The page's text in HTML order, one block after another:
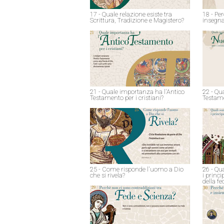
17 - Quale relazione esiste tra
Scrittura, Tradizione e Magistero?
18 -
21 - Quale importanza ha l'Antico
Testamento per i cristiani?
22 -
25 - Come risponde l'uomo a Dio
che si rivela?
26 -
i
della